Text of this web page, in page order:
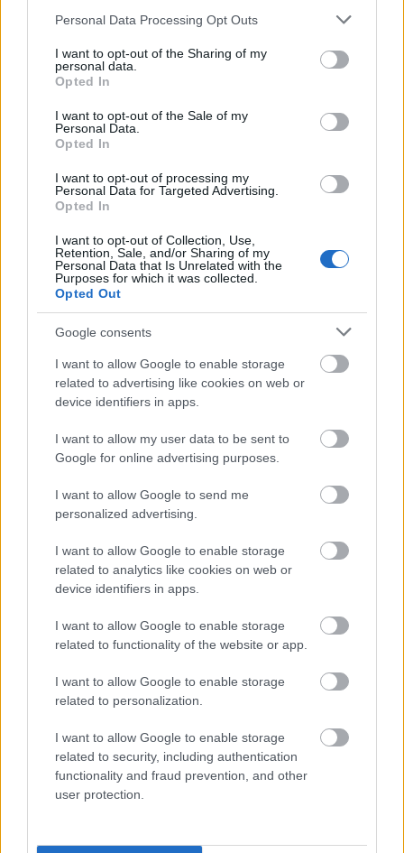
Please note that this website/app uses one or more Google
not limited to your visit or usage behaviour. You may click to
grant or deny consent to Google and its third-party tags to
use your data for below specified purposes in below Google
consent section.
Personal Data Processing Opt Outs
I want to opt-out of the Sharing of my
personal data.
Opted In
I want to opt-out of the Sale of my
Personal Data.
Opted In
I want to opt-out of processing my
Personal Data for Targeted Advertising.
Opted In
I want to opt-out of Collection, Use,
Retention, Sale, and/or Sharing of my
Personal Data that Is Unrelated with the
Purposes for which it was collected.
Opted Out
Google consents
I want to allow Google to enable storage
related to advertising like cookies on web or
device identifiers in apps.
I want to allow my user data to be sent to
Google for online advertising purposes.
I want to allow Google to send me
personalized advertising.
I want to allow Google to enable storage
related to analytics like cookies on web or
device identifiers in apps.
I want to allow Google to enable storage
related to functionality of the website or app.
I want to allow Google to enable storage
related to personalization.
I want to allow Google to enable storage
related to security, including authentication
functionality and fraud prevention, and other
user protection.
ΑΣΕΠ: Εξ αποστάσεως η πιο Εύκολη
Πιστοποίηση Υπολογιστών σε 2
μέρες
Μάθε πρώτος όλες τις σημαντικές
ειδήσεις.
αναζήτησης της Google
Δημοφιλείς Ειδήσεις
ΑΣΕΠ: Αυτές είναι οι δύο επόμενες
προκηρύξεις «μαμούθ» (με μόρια)
ΑΣΕΠ: Νέος γραπτός διαγωνισμός -
Μόνιμοι στο υπουργείο Εξωτερικών
ΔΥΠΑ: 1.000 προσλήψεις με μισθό έως
Κατώτατος μισθός: Σενάριο για
αύξηση στα 1.000 ευρώ από το 2027